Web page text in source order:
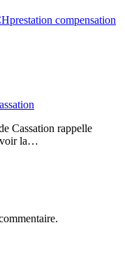
prestation compensation
Cassation rappelle
la…